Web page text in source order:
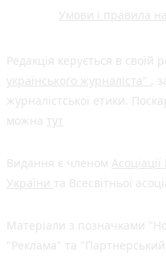
Умови і правила
Редакція керується в своїй
українського журналіста" ,
журналістської етики.
можна тут
Видання є членом
України та Всесвітньої
Матеріали з позначками
"Реклама" та